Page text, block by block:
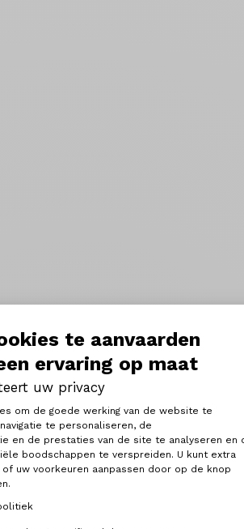
te aanvaarden
ervaring op maat
uw privacy
om de goede werking van de website te
te personaliseren, de
en de prestaties van de site te analyseren en
boodschappen te verspreiden. U kunt extra
uw voorkeuren aanpassen door op de knop
Axeptio consent